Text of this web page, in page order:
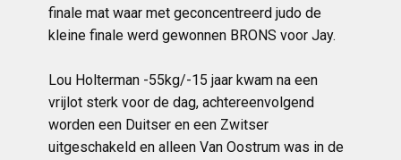
finale mat waar met geconcentreerd judo de
kleine finale werd gewonnen BRONS voor Jay.
Lou Holterman -55kg/-15 jaar kwam na een
vrijlot sterk voor de dag, achtereenvolgend
worden een Duitser en een Zwitser
uitgeschakeld en alleen Van Oostrum was in de